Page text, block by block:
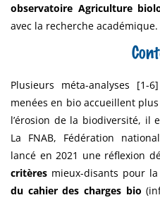
observatoire Agriculture
avec la recherche académique.
Plusieurs méta-analyses
menées en bio accueillent
l’érosion de la biodiversité, il
La FNAB, Fédération
lancé en 2021 une réflexion
critères mieux-disants pour la
du cahier des charges bio